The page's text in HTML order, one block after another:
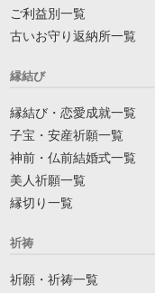
ご利益別一覧
古いお守り返納所一覧
縁結び
縁結び・恋愛成就一覧
子宝・安産祈願一覧
神前・仏前結婚式一覧
美人祈願一覧
縁切り一覧
祈祷
祈願・祈祷一覧